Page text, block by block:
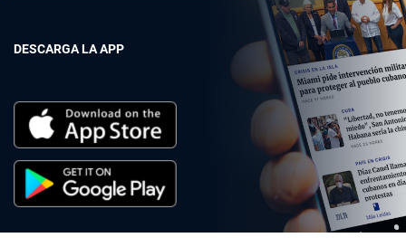
DESCARGA LA APP